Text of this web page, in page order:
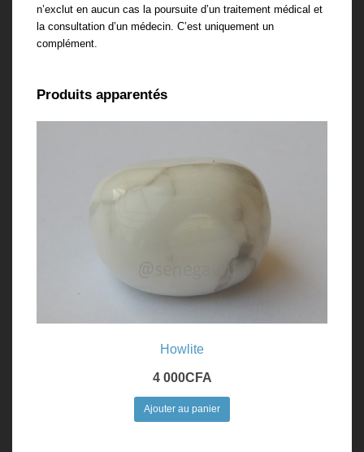
n’exclut en aucun cas la poursuite d’un traitement médical et
la consultation d’un médecin. C’est uniquement un
complément.
Produits apparentés
Howlite
4 000CFA
Ajouter au panier